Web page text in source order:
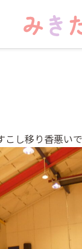
し移り香悪い